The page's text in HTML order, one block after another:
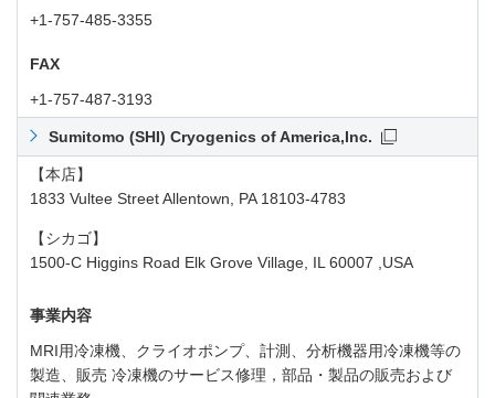
+1-757-485-3355
FAX
+1-757-487-3193
Sumitomo (SHI) Cryogenics of America,Inc.
【本店】
1833 Vultee Street Allentown, PA 18103-4783
【シカゴ】
1500-C Higgins Road Elk Grove Village, IL 60007 ,USA
事業内容
MRI用冷凍機、クライオポンプ、計測、分析機器用冷凍機等の
製造、販売 冷凍機のサービス修理，部品・製品の販売および